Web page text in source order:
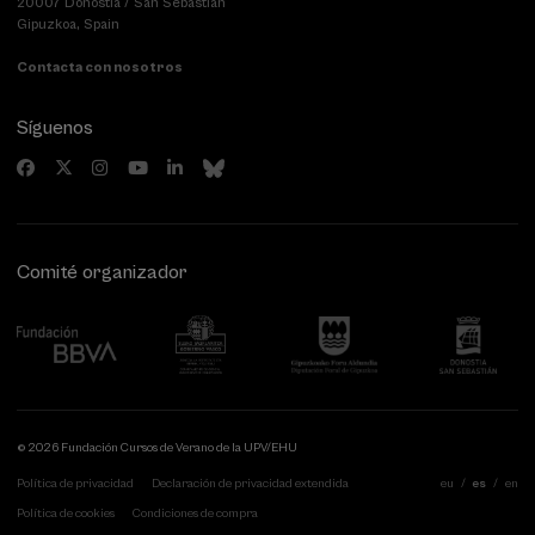
20007 Donostia / San Sebastián
Gipuzkoa, Spain
Contacta con nosotros
Síguenos
Comité organizador
© 2026 Fundación Cursos de Verano de la UPV/EHU
Política de privacidad Declaración de privacidad extendida
Política de cookies Condiciones de compra
eu es en